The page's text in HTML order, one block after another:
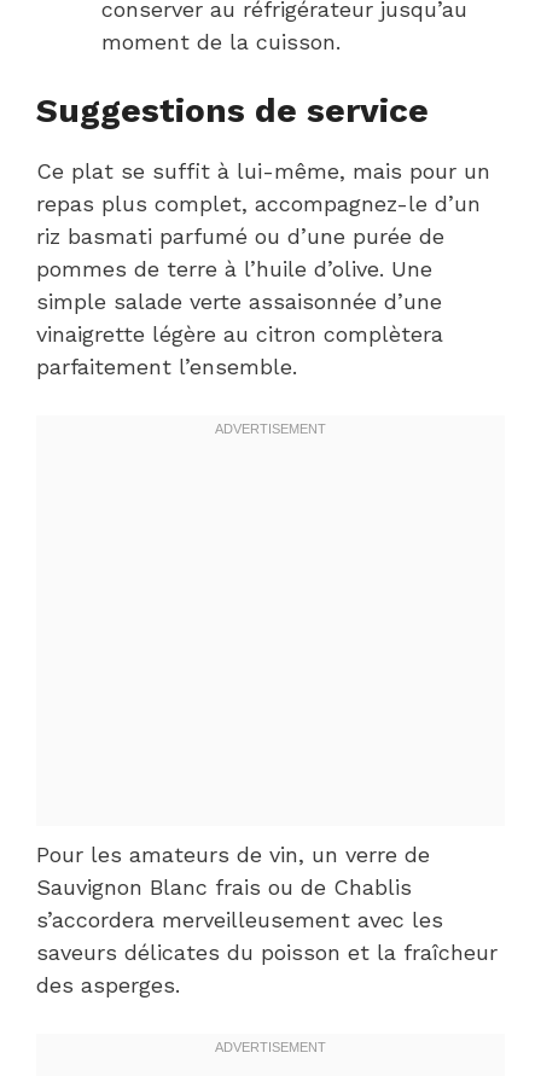
conserver au réfrigérateur jusqu’au
moment de la cuisson.
Suggestions de service
Ce plat se suffit à lui-même, mais pour un
repas plus complet, accompagnez-le d’un
riz basmati parfumé ou d’une purée de
pommes de terre à l’huile d’olive. Une
simple salade verte assaisonnée d’une
vinaigrette légère au citron complètera
parfaitement l’ensemble.
Pour les amateurs de vin, un verre de
Sauvignon Blanc frais ou de Chablis
s’accordera merveilleusement avec les
saveurs délicates du poisson et la fraîcheur
des asperges.